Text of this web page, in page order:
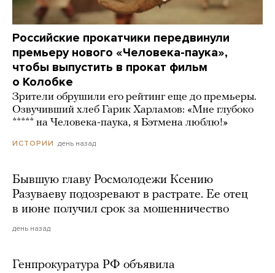
Российские прокатчики передвинули
премьеру нового «Человека-паука»,
чтобы выпустить в прокат фильм
о Колобке
Зрители обрушили его рейтинг еще до премьеры.
Озвучивший хлеб Гарик Харламов: «Мне глубоко
***** на Человека-паука, я Бэтмена люблю!»
ИСТОРИИ день назад
Бывшую главу Росмолодежи Ксению
Разуваеву подозревают в растрате. Ее отец
в июне получил срок за мошенничество
день назад
Генпрокуратура РФ объявила